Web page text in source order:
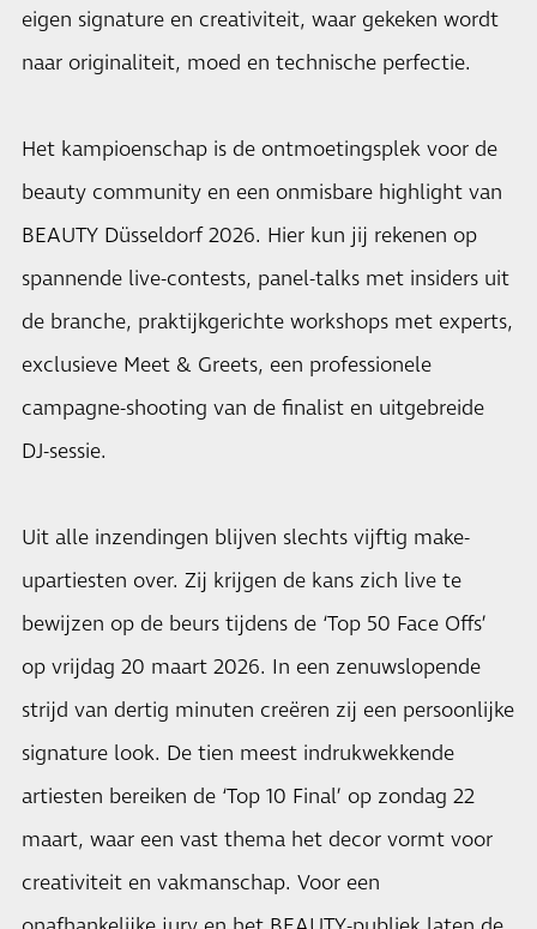
eigen signature en creativiteit, waar gekeken wordt
naar originaliteit, moed en technische perfectie.
Het kampioenschap is de ontmoetingsplek voor de
beauty community en een onmisbare highlight van
BEAUTY Düsseldorf 2026. Hier kun jij rekenen op
spannende live-contests, panel-talks met insiders uit
de branche, praktijkgerichte workshops met experts,
exclusieve Meet & Greets, een professionele
campagne-shooting van de finalist en uitgebreide
DJ-sessie.
Uit alle inzendingen blijven slechts vijftig make-
upartiesten over. Zij krijgen de kans zich live te
bewijzen op de beurs tijdens de ‘Top 50 Face Offs’
op vrijdag 20 maart 2026. In een zenuwslopende
strijd van dertig minuten creëren zij een persoonlijke
signature look. De tien meest indrukwekkende
artiesten bereiken de ‘Top 10 Final’ op zondag 22
maart, waar een vast thema het decor vormt voor
creativiteit en vakmanschap. Voor een